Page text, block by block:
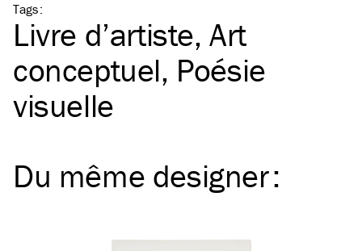
Tags:
Livre d’artiste Art
conceptuel Poésie
visuelle
Du même designer: